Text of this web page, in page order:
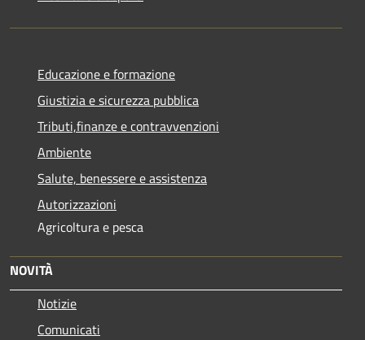
Educazione e formazione
Giustizia e sicurezza pubblica
Tributi,finanze e contravvenzioni
Ambiente
Salute, benessere e assistenza
Autorizzazioni
Agricoltura e pesca
NOVITÀ
Notizie
Comunicati